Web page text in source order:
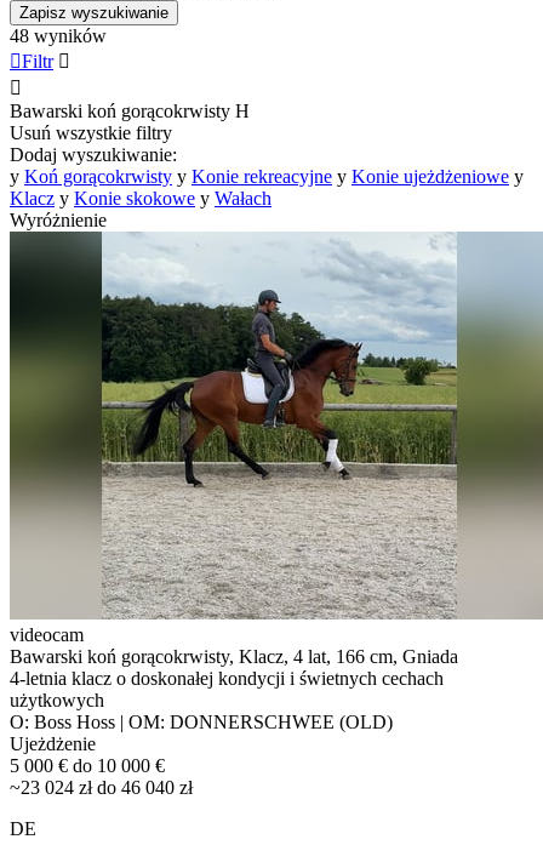
Zapisz wyszukiwanie
48 wyników
Filtr 

Bawarski koń gorącokrwisty H
Usuń wszystkie filtry
Dodaj wyszukiwanie:
y Koń gorącokrwisty y Konie rekreacyjne y Konie ujeżdżeniowe y
Klacz y Konie skokowe y Wałach
Wyróżnienie
videocam
Bawarski koń gorącokrwisty, Klacz, 4 lat, 166 cm, Gniada
4-letnia klacz o doskonałej kondycji i świetnych cechach
użytkowych
O: Boss Hoss | OM: DONNERSCHWEE (OLD)
Ujeżdżenie
5 000 € do 10 000 €
~23 024 zł do 46 040 zł
DE